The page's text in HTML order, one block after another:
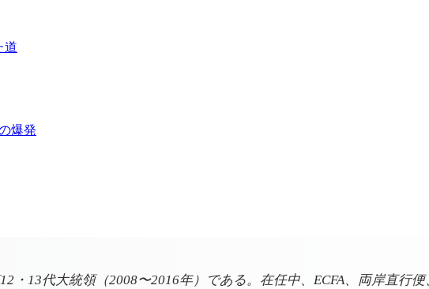
道
爆発
・13代大統領（2008〜2016年）である。在任中、ECFA、両岸直行